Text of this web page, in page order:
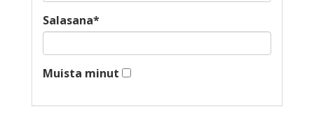
Salasana*
Muista minut